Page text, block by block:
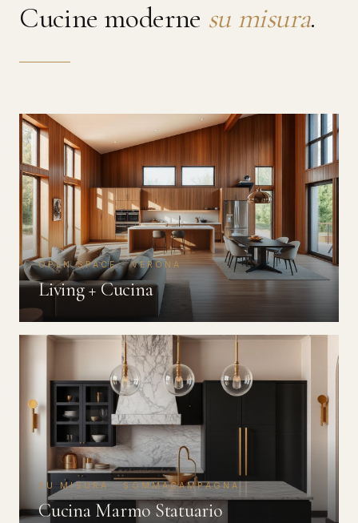
Cucine moderne su misura.
OPEN SPACE · VERONA
Living + Cucina
SU MISURA · SOMMACAMPAGNA
Cucina Marmo Statuario